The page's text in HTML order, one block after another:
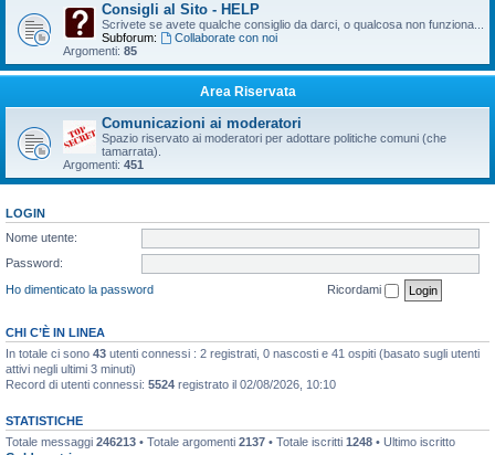
Consigli al Sito - HELP
Scrivete se avete qualche consiglio da darci, o qualcosa non funziona...
Subforum:
Collaborate con noi
Argomenti: 85
Area Riservata
Comunicazioni ai moderatori
Spazio riservato ai moderatori per adottare politiche comuni (che
tamarrata).
Argomenti: 451
LOGIN
Nome utente:
Password:
Ho dimenticato la password
Ricordami
CHI C’È IN LINEA
In totale ci sono 43 utenti connessi : 2 registrati, 0 nascosti e 41 ospiti (basato sugli utenti
attivi negli ultimi 3 minuti)
Record di utenti connessi: 5524 registrato il 02/08/2026, 10:10
STATISTICHE
Totale messaggi 246213 • Totale argomenti 2137 • Totale iscritti 1248 • Ultimo iscritto